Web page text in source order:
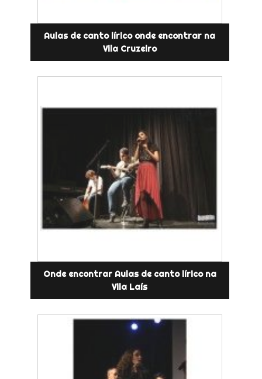
Aulas de canto lírico onde encontrar na
Vila Cruzeiro
Onde encontrar Aulas de canto lírico na
Vila Laís